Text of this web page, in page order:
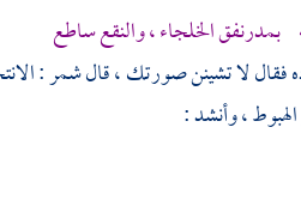
الخلجاء ، والنقع ساطع
فقال لا تشينن صورتك ، قالشمر:
، وأنشد :